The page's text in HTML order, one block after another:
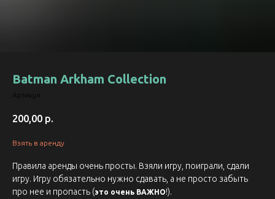
Batman Arkham Collection
Артикул:
200,00 р.
Взять в аренду
Правила аренды очень просты. Взяли игру, поиграли, сдали
игру. Игру обязательно нужно сдавать, а не просто забыть
про нее и пропасть (это очень ВАЖНО!).